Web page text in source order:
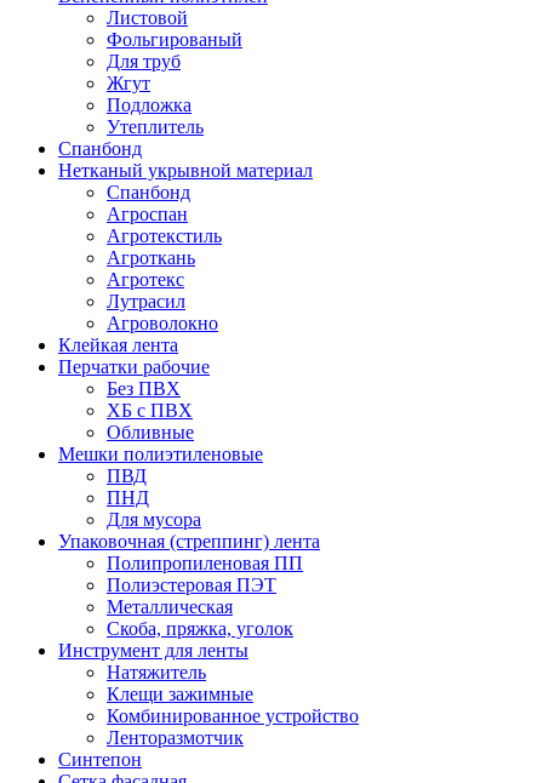
Листовой
Фольгированый
Для труб
Жгут
Подложка
Утеплитель
Спанбонд
Нетканый укрывной материал
Спанбонд
Агроспан
Агротекстиль
Агроткань
Агротекс
Лутрасил
Агроволокно
Клейкая лента
Перчатки рабочие
Без ПВХ
ХБ с ПВХ
Обливные
Мешки полиэтиленовые
ПВД
ПНД
Для мусора
Упаковочная (стреппинг) лента
Полипропиленовая ПП
Полиэстеровая ПЭТ
Металлическая
Скоба, пряжка, уголок
Инструмент для ленты
Натяжитель
Клещи зажимные
Комбинированное устройство
Ленторазмотчик
Синтепон